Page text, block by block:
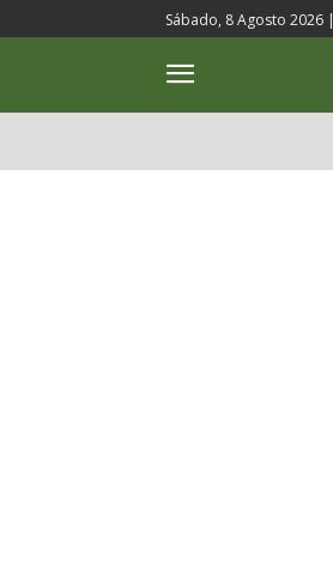
Sábado, 8 Agosto 2026 |